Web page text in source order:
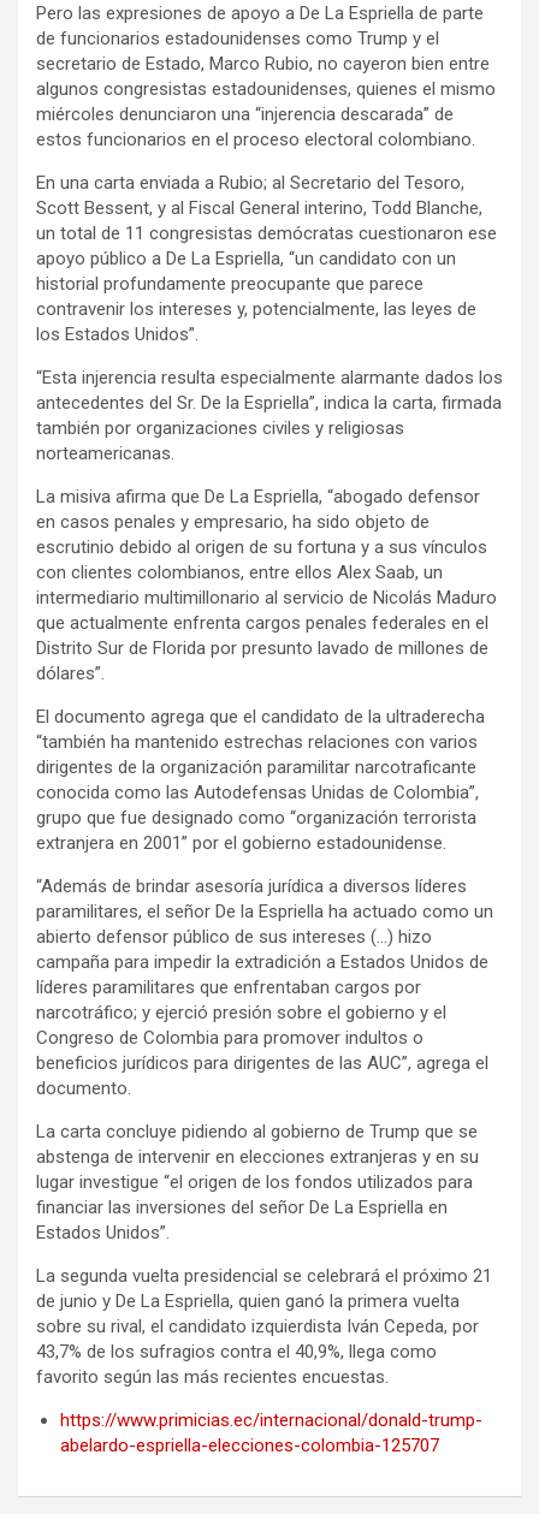
Pero las expresiones de apoyo a De La Espriella de parte
de funcionarios estadounidenses como Trump y el
secretario de Estado, Marco Rubio, no cayeron bien entre
algunos congresistas estadounidenses, quienes el mismo
miércoles denunciaron una “injerencia descarada” de
estos funcionarios en el proceso electoral colombiano.
En una carta enviada a Rubio; al Secretario del Tesoro,
Scott Bessent, y al Fiscal General interino, Todd Blanche,
un total de 11 congresistas demócratas cuestionaron ese
apoyo público a De La Espriella, “un candidato con un
historial profundamente preocupante que parece
contravenir los intereses y, potencialmente, las leyes de
los Estados Unidos”.
“Esta injerencia resulta especialmente alarmante dados los
antecedentes del Sr. De la Espriella”, indica la carta, firmada
también por organizaciones civiles y religiosas
norteamericanas.
La misiva afirma que De La Espriella, “abogado defensor
en casos penales y empresario, ha sido objeto de
escrutinio debido al origen de su fortuna y a sus vínculos
con clientes colombianos, entre ellos Alex Saab, un
intermediario multimillonario al servicio de Nicolás Maduro
que actualmente enfrenta cargos penales federales en el
Distrito Sur de Florida por presunto lavado de millones de
dólares”.
El documento agrega que el candidato de la ultraderecha
“también ha mantenido estrechas relaciones con varios
dirigentes de la organización paramilitar narcotraficante
conocida como las Autodefensas Unidas de Colombia”,
grupo que fue designado como “organización terrorista
extranjera en 2001” por el gobierno estadounidense.
“Además de brindar asesoría jurídica a diversos líderes
paramilitares, el señor De la Espriella ha actuado como un
abierto defensor público de sus intereses (…) hizo
campaña para impedir la extradición a Estados Unidos de
líderes paramilitares que enfrentaban cargos por
narcotráfico; y ejerció presión sobre el gobierno y el
Congreso de Colombia para promover indultos o
beneficios jurídicos para dirigentes de las AUC”, agrega el
documento.
La carta concluye pidiendo al gobierno de Trump que se
abstenga de intervenir en elecciones extranjeras y en su
lugar investigue “el origen de los fondos utilizados para
financiar las inversiones del señor De La Espriella en
Estados Unidos”.
La segunda vuelta presidencial se celebrará el próximo 21
de junio y De La Espriella, quien ganó la primera vuelta
sobre su rival, el candidato izquierdista Iván Cepeda, por
43,7% de los sufragios contra el 40,9%, llega como
favorito según las más recientes encuestas.
https://www.primicias.ec/internacional/donald-trump-
abelardo-espriella-elecciones-colombia-125707